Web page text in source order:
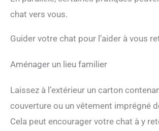
chat vers vous.
Guider votre chat pour l’aider à vous
Aménager un lieu familier
Laissez à l’extérieur un carton
couverture ou un vêtement imprégné
Cela peut encourager votre chat à y